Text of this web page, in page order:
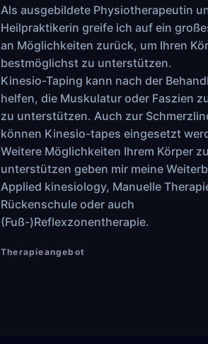
Als ausgebildete Physiotherapeutin
Heilpraktikerin greife ich auf ein
an Möglichkeiten zurück, um Ihren
bestmöglichst zu unterstützen.
Kinesio-Taping kann nach der
helfen, die Muskulatur oder Faszien
zu unterstützen. Auch zur
können Kinesio-tapes eingesetzt
Weitere Möglichkeiten Ihrem Körper
unterstützen geben mir meine
Applied kinesiology, Manuelle
Rückenschule oder auch
(Fuß-)Reflexzonentherapie.
Therapieangebot